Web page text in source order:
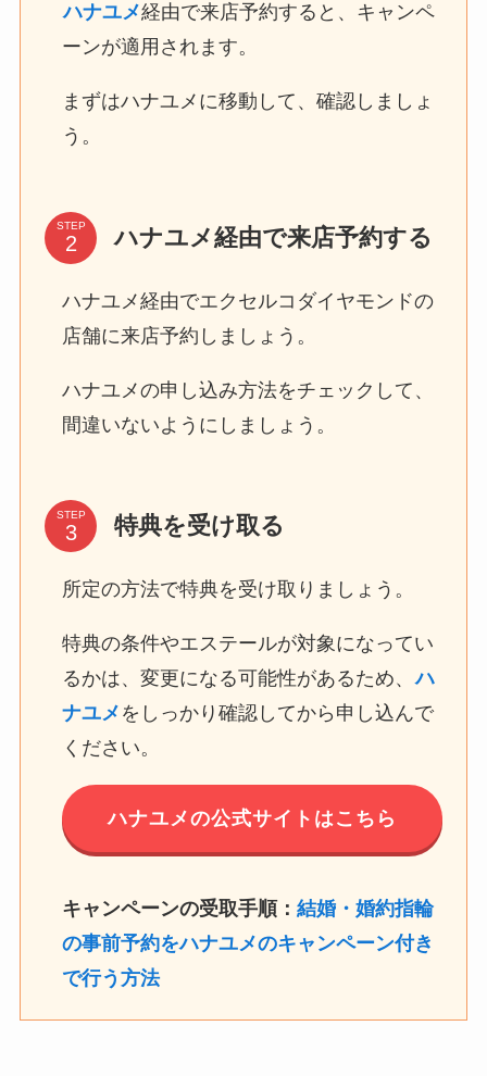
ハナユメ経由で来店予約すると、キャンペ
ーンが適用されます。
まずはハナユメに移動して、確認しましょ
う。
STEP ハナユメ経由で来店予約する
ハナユメ経由でエクセルコダイヤモンドの
店舗に来店予約しましょう。
ハナユメの申し込み方法をチェックして、
間違いないようにしましょう。
STEP 特典を受け取る
所定の方法で特典を受け取りましょう。
特典の条件やエステールが対象になってい
るかは、変更になる可能性があるため、ハ
ナユメ をしっかり確認してから申し込んで
ください。
ハナユメの公式サイトはこちら
キャンペーンの受取手順：結婚・婚約指輪
の事前予約をハナユメのキャンペーン付き
で行う方法